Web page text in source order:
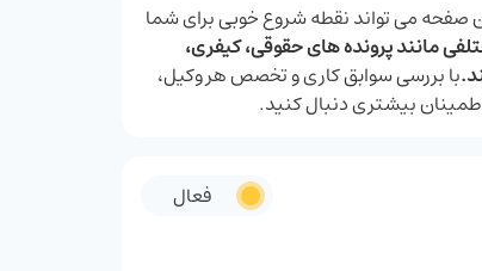
صفحه می ‌تواند نقطه شروع خوبی برای شما
مانند پرونده‌ های حقوقی، کیفری،
با بررسی سوابق کاری و تخصص هر وکیل،
بیشتری دنبال کنید.
فعال